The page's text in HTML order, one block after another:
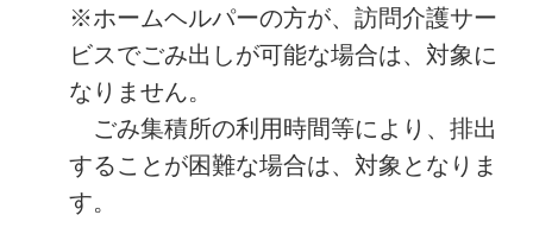
※ホームヘルパーの方が、訪問介護サー
ビスでごみ出しが可能な場合は、対象に
なりません。
ごみ集積所の利用時間等により、排出
することが困難な場合は、対象となりま
す。